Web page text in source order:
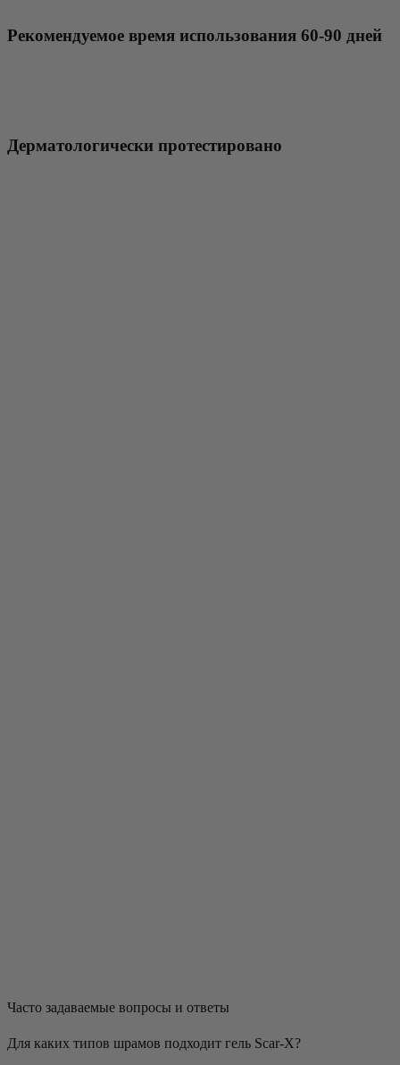
Рекомендуемое время использования 60-90 дней
Дерматологически протестировано
Часто задаваемые вопросы и ответы
Для каких типов шрамов подходит гель Scar-X?